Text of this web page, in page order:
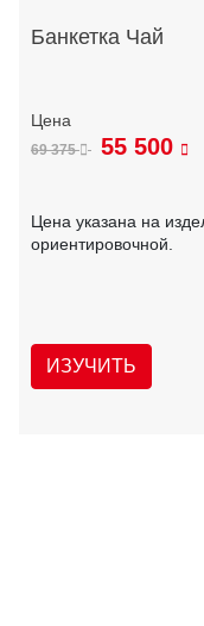
Банкетка Чай
69 375 55 500
Цена указана на
ориентировочной.
ИЗУЧИТЬ